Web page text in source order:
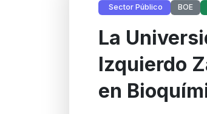
Sector Público BOE
La
Izquierdo
en